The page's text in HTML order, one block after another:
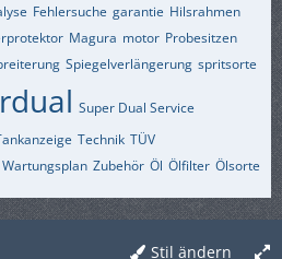
Fehlersuche garantie Hilsrahmen
Magura motor Probesitzen
Spiegelverlängerung spritsorte
Super Dual Service
Technik TÜV
Wartungsplan Zubehör Öl Ölfilter Ölsorte
Stil ändern